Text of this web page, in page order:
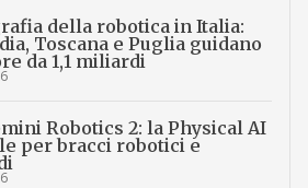
della robotica in Italia:
Toscana e Puglia guidano
da 1,1 miliardi
Robotics 2: la Physical AI
per bracci robotici e